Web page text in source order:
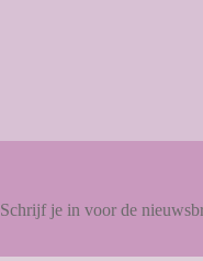
Schrijf je in voor de